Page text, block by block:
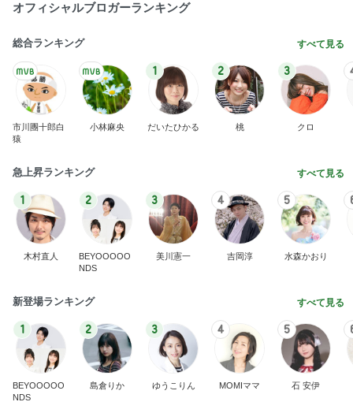
オフィシャルブロガーランキング
総合ランキング すべて見る
市川團十郎白
猿
小林麻央
1
だいたひかる
2
桃
3
クロ
急上昇ランキング すべて見る
1
木村直人
2
BEYOOOOO
NDS
3
美川憲一
4
吉岡淳
5
水森かおり
新登場ランキング すべて見る
1
BEYOOOOO
NDS
2
島倉りか
3
ゆうこりん
4
MOMIママ
5
石 安伊